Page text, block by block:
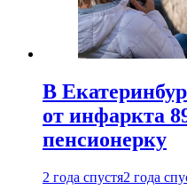
В
от инфаркта
пенсионерку
2 года спустя2 года